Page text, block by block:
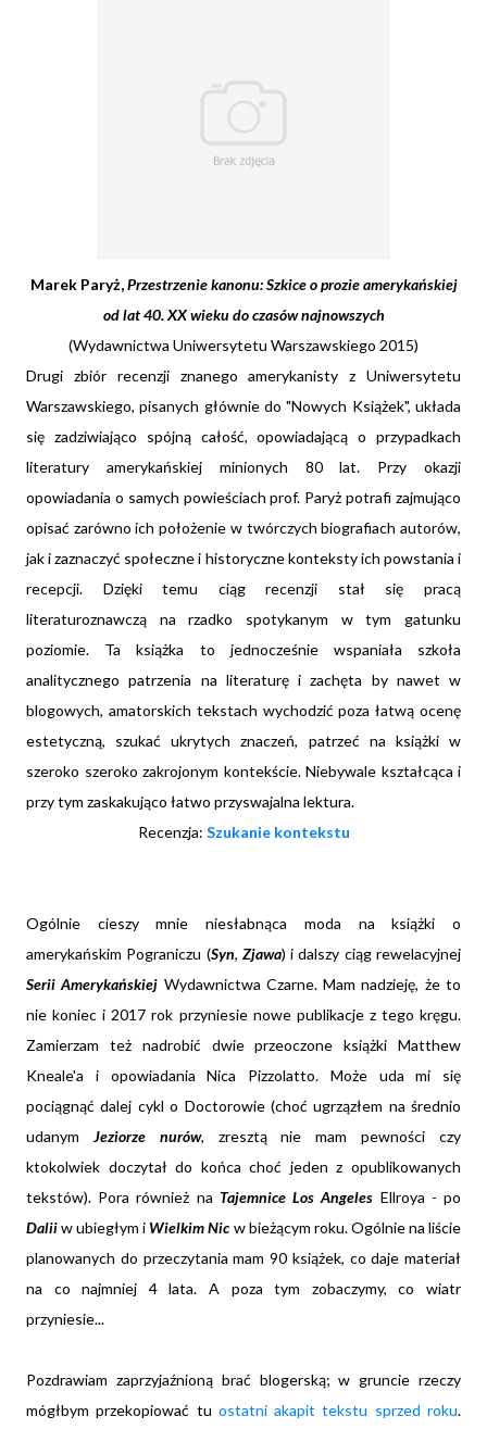
Marek Paryż,Przestrzenie kanonu: Szkice o prozie amerykańskiej
od lat 40. XX wieku do czasów najnowszych
(Wydawnictwa Uniwersytetu Warszawskiego 2015)
Drugi zbiór recenzji znanego amerykanisty z Uniwersytetu
Warszawskiego, pisanych głównie do "Nowych Książek", układa
się zadziwiająco spójną całość, opowiadającą o przypadkach
literatury amerykańskiej minionych 80 lat. Przy okazji
opowiadania o samych powieściach prof. Paryż potrafi zajmująco
opisać zarówno ich położenie w twórczych biografiach autorów,
jak i zaznaczyć społeczne i historyczne konteksty ich powstania i
recepcji. Dzięki temu ciąg recenzji stał się pracą
literaturoznawczą na rzadko spotykanym w tym gatunku
poziomie. Ta książka to jednocześnie wspaniała szkoła
analitycznego patrzenia na literaturę i zachęta by nawet w
blogowych, amatorskich tekstach wychodzić poza łatwą ocenę
estetyczną, szukać ukrytych znaczeń, patrzeć na książki w
szeroko szeroko zakrojonym kontekście. Niebywale kształcąca i
przy tym zaskakująco łatwo przyswajalna lektura.
Recenzja: Szukanie kontekstu
Ogólnie cieszy mnie niesłabnąca moda na książki o
amerykańskim Pograniczu (Syn, Zjawa) i dalszy ciąg rewelacyjnej
Serii Amerykańskiej Wydawnictwa Czarne. Mam nadzieję, że to
nie koniec i 2017 rok przyniesie nowe publikacje z tego kręgu.
Zamierzam też nadrobić dwie przeoczone książki Matthew
Kneale'a i opowiadania Nica Pizzolatto. Może uda mi się
pociągnąć dalej cykl o Doctorowie (choć ugrzązłem na średnio
udanym Jeziorze nurów, zresztą nie mam pewności czy
ktokolwiek doczytał do końca choć jeden z opublikowanych
tekstów). Pora również na Tajemnice Los Angeles Ellroya - po
Daliiw ubiegłym i Wielkim Nic w bieżącym roku. Ogólnie na liście
planowanych do przeczytania mam 90 książek, co daje materiał
na co najmniej 4 lata. A poza tym zobaczymy, co wiatr
przyniesie...
Pozdrawiam zaprzyjaźnioną brać blogerską; w gruncie rzeczy
mógłbym przekopiować tu ostatni akapit tekstu sprzed roku.